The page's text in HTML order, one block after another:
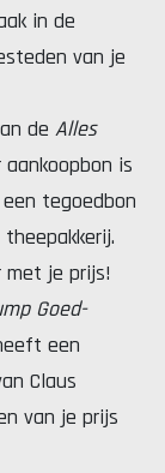
in de
van je
de Alles
is
tegoedbon
met je prijs!
Goed-
een
Claus
van je prijs